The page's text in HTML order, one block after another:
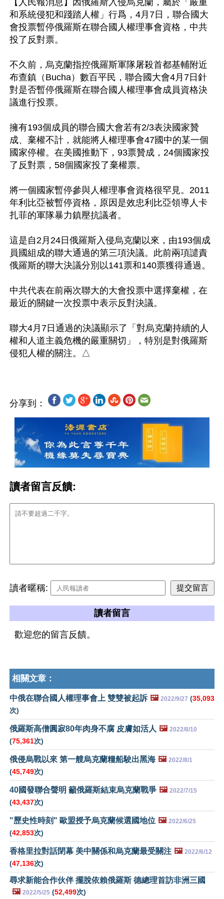
【人民報消息】因俄羅斯入侵烏克蘭，屬於「嚴重
和系統侵犯和踐踏人權」行爲，4月7日，聯合國大
會投票暫停俄羅斯在聯合國人權理事會資格，中共
投了反對票。
不久前，烏克蘭指控俄羅斯軍隊屠殺首都基輔附近
布查鎮（Bucha）數百平民，聯合國大會4月7日針
對是否暫停俄羅斯在聯合國人權理事會成員資格決
議進行投票。
擁有193個成員的聯合國大會若有2/3表決國家贊
成、棄權不計，就能將人權理事會47國中的某一個
國家停權。在美國推動下，93票贊成，24個國家投
了反對票，58個國家投了棄權票。
將一個國家暫停參與人權理事會資格很罕見。2011
年利比亞被暫停資格，原因是效忠利比亞領導人卡
扎菲的軍隊暴力鎮壓抗議者。
這是自2月24日俄羅斯入侵烏克蘭以來，由193個成
員國組成的聯大通過的第三項決議。此前兩項譴責
俄羅斯的聯大決議分別以141票和140票獲得通過。
中共代表在前兩次聯大的大會投票中選擇棄權，在
最近的關鍵一次投票中表示反對決議。
聯大4月7日通過的決議顯示了「對烏克蘭持續的人
權和人道主義危機的嚴重關切」，特別是對俄羅斯
分享到：
讀者留言反饋:
讀者暱稱:
讀者留言
歡迎您的留言反饋。
相關文章：
中俄在聯合國人權理事會上 雙雙被起訴 🖼️ 2022/9/27 (35,093
次)
俄羅斯高僧圓寂80年肉身不腐 皮膚如活人 🖼️ 2022/8/10
(75,361次)
俄侵烏戰以來 第一艘烏克蘭糧船駛出黑海 🖼️ 2022/8/1
(45,749次)
40國發聯合聲明 籲俄羅斯結束烏克蘭戰爭 🖼️ 2022/7/15
(43,437次)
"歷史性時刻" 歐盟授予烏克蘭候選國地位 🖼️ 2022/6/25
(42,853次)
香格里拉對話閉幕 美中關係和烏克蘭最受關注 🖼️ 2022/6/12
(47,136次)
尋求新能合作伙伴 擺脫依賴俄羅斯 德總理首訪非洲三國
🖼️ 2022/5/25 (52,499次)